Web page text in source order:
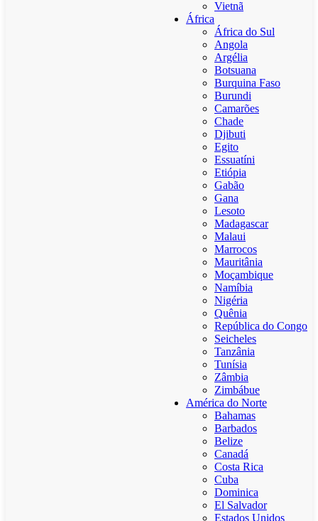
Vietnã
África
África do Sul
Angola
Argélia
Botsuana
Burquina Faso
Burundi
Camarões
Chade
Djibuti
Egito
Essuatíni
Etiópia
Gabão
Gana
Lesoto
Madagascar
Malaui
Marrocos
Mauritânia
Moçambique
Namíbia
Nigéria
Quênia
República do Congo
Seicheles
Tanzânia
Tunísia
Zâmbia
Zimbábue
América do Norte
Bahamas
Barbados
Belize
Canadá
Costa Rica
Cuba
Dominica
El Salvador
Estados Unidos